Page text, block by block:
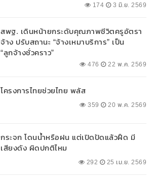
174 3 มิ.ย. 2569
สพฐ. เดินหน้ายกระดับคุณภาพชีวิตครูอัตรา
จ้าง ปรับสถานะ “จ้างเหมาบริการ” เป็น
“ลูกจ้างชั่วคราว”
476 22 พ.ค. 2569
โครงการไทยช่วยไทย พลัส
359 20 พ.ค. 2569
กระจก โดนน้ำหรือฝน แต่เปิดปัดแล้วฝืด มี
เสียงดัง ผิดปกติไหม
292 25 เม.ย. 2569